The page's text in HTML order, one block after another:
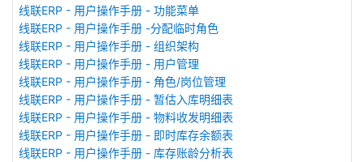
线联ERP - 用户操作手册 - 功能菜单
线联ERP - 用户操作手册 -分配临时角色
线联ERP - 用户操作手册 - 组织架构
线联ERP - 用户操作手册 - 用户管理
线联ERP - 用户操作手册 - 角色/岗位管理
线联ERP - 用户操作手册 - 暂估入库明细表
线联ERP - 用户操作手册 - 物料收发明细表
线联ERP - 用户操作手册 - 即时库存余额表
线联ERP - 用户操作手册 - 库存账龄分析表